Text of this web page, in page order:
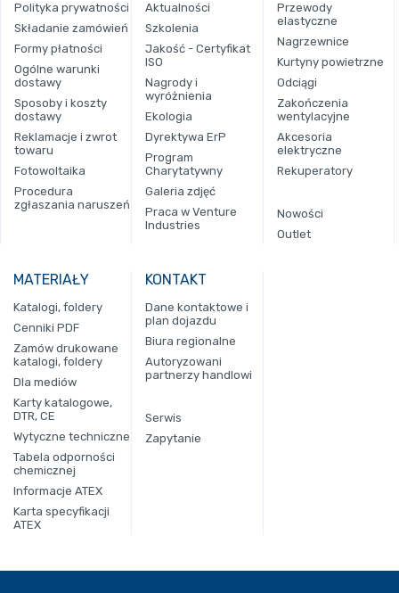
Polityka prywatności
Składanie zamówień
Formy płatności
Ogólne warunki
dostawy
Sposoby i koszty
dostawy
Reklamacje i zwrot
towaru
Fotowoltaika
Procedura
zgłaszania naruszeń
Aktualności
Szkolenia
Jakość - Certyfikat
ISO
Nagrody i
wyróżnienia
Ekologia
Dyrektywa ErP
Program
Charytatywny
Galeria zdjęć
Praca w Venture
Industries
Przewody
elastyczne
Nagrzewnice
Kurtyny powietrzne
Odciągi
Zakończenia
wentylacyjne
Akcesoria
elektryczne
Rekuperatory
Nowości
Outlet
MATERIAŁY
Katalogi, foldery
Cenniki PDF
Zamów drukowane
katalogi, foldery
Dla mediów
Karty katalogowe,
DTR, CE
Wytyczne techniczne
Tabela odporności
chemicznej
Informacje ATEX
Karta specyfikacji
ATEX
KONTAKT
Dane kontaktowe i
plan dojazdu
Biura regionalne
Autoryzowani
partnerzy handlowi
Serwis
Zapytanie